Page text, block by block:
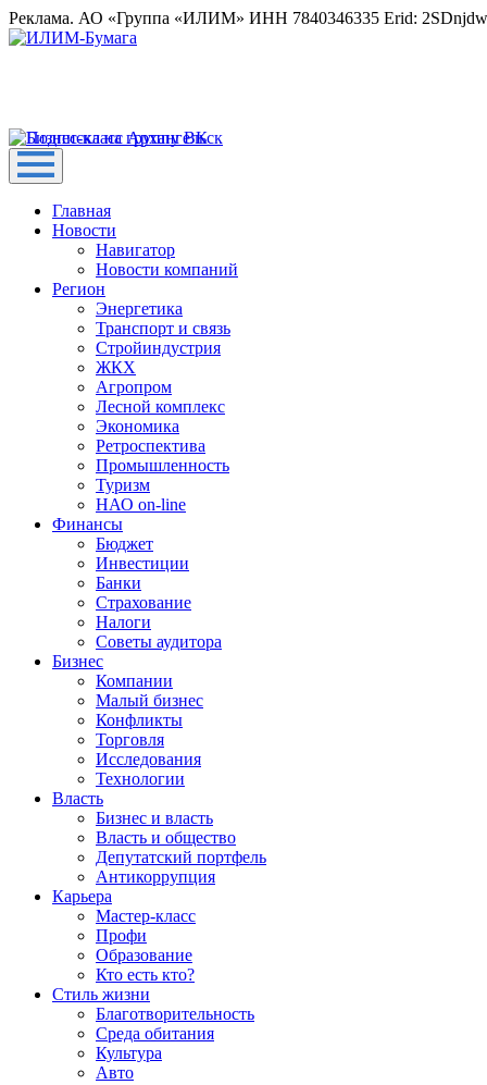
Реклама. АО «Группа «ИЛИМ» ИНН 7840346335 Erid:
Главная
Новости
Навигатор
Новости компаний
Регион
Энергетика
Транспорт и связь
Стройиндустрия
ЖКХ
Агропром
Лесной комплекс
Экономика
Ретроспектива
Промышленность
Туризм
НАО on-line
Финансы
Бюджет
Инвестиции
Банки
Страхование
Налоги
Советы аудитора
Бизнес
Компании
Малый бизнес
Конфликты
Торговля
Исследования
Технологии
Власть
Бизнес и власть
Власть и общество
Депутатский портфель
Антикоррупция
Карьера
Мастер-класс
Профи
Образование
Кто есть кто?
Стиль жизни
Благотворительность
Среда обитания
Культура
Авто